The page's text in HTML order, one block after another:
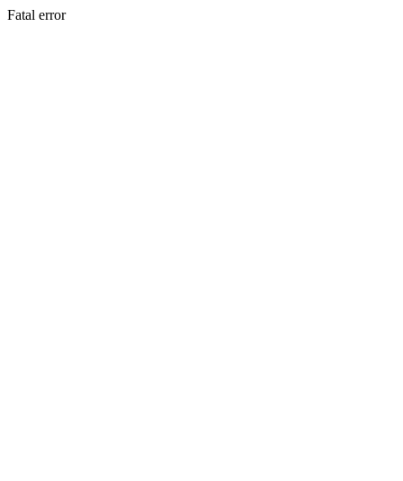
Fatal error